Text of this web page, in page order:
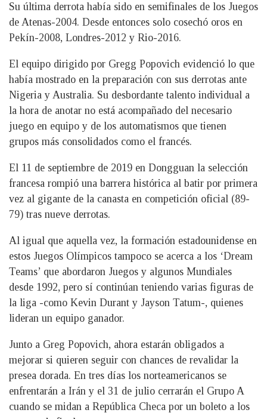
Su última derrota había sido en semifinales de los Juegos
de Atenas-2004. Desde entonces solo cosechó oros en
Pekín-2008, Londres-2012 y Rio-2016.
El equipo dirigido por Gregg Popovich evidenció lo que
había mostrado en la preparación con sus derrotas ante
Nigeria y Australia. Su desbordante talento individual a
la hora de anotar no está acompañado del necesario
juego en equipo y de los automatismos que tienen
grupos más consolidados como el francés.
El 11 de septiembre de 2019 en Dongguan la selección
francesa rompió una barrera histórica al batir por primera
vez al gigante de la canasta en competición oficial (89-
79) tras nueve derrotas.
Al igual que aquella vez, la formación estadounidense en
estos Juegos Olímpicos tampoco se acerca a los ‘Dream
Teams’ que abordaron Juegos y algunos Mundiales
desde 1992, pero sí continúan teniendo varias figuras de
la liga -como Kevin Durant y Jayson Tatum-, quienes
lideran un equipo ganador.
Junto a Greg Popovich, ahora estarán obligados a
mejorar si quieren seguir con chances de revalidar la
presea dorada. En tres días los norteamericanos se
enfrentarán a Irán y el 31 de julio cerrarán el Grupo A
cuando se midan a República Checa por un boleto a los